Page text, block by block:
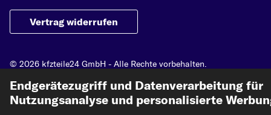
Vertrag widerrufen
© 2026 kfzteile24 GmbH - Alle Rechte vorbehalten.
Endgerätezugriff und Datenverarbeitung für
Nutzungsanalyse und personalisierte